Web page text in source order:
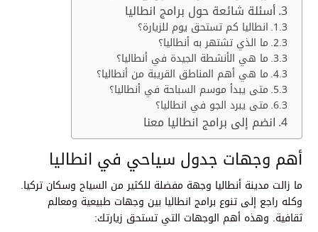
أسئلة شائعة حول برامج انطاليا
انطاليا كم تستحق يوم للزيارة؟
ما الذي تشتهر به أنطاليا؟
ما هي الأنشطة الجيدة في أنطاليا؟
ما هي أهم المناطق القريبة من أنطاليا؟
متى يبدأ موسم السباحة في أنطاليا؟
متى يبرد الجو في انطاليا؟
انضم إلى برامج انطاليا معنا
أهم وجهات جدول سياحي في انطاليا
ما زالت مدينة أنطاليا وجهة مفضلة للكثير من السياح وسكان تركيا.
وكله راجع إلى تنوع برامج انطاليا بين وجهات طبيعية ومعالم
ثقافية. وهذه أهم الوجهات التي تستحق زيارتك: